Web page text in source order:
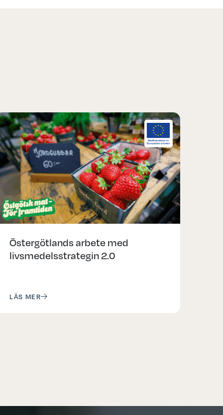
Östergötlands arbete med
livsmedelsstrategin 2.0
LÄS MER